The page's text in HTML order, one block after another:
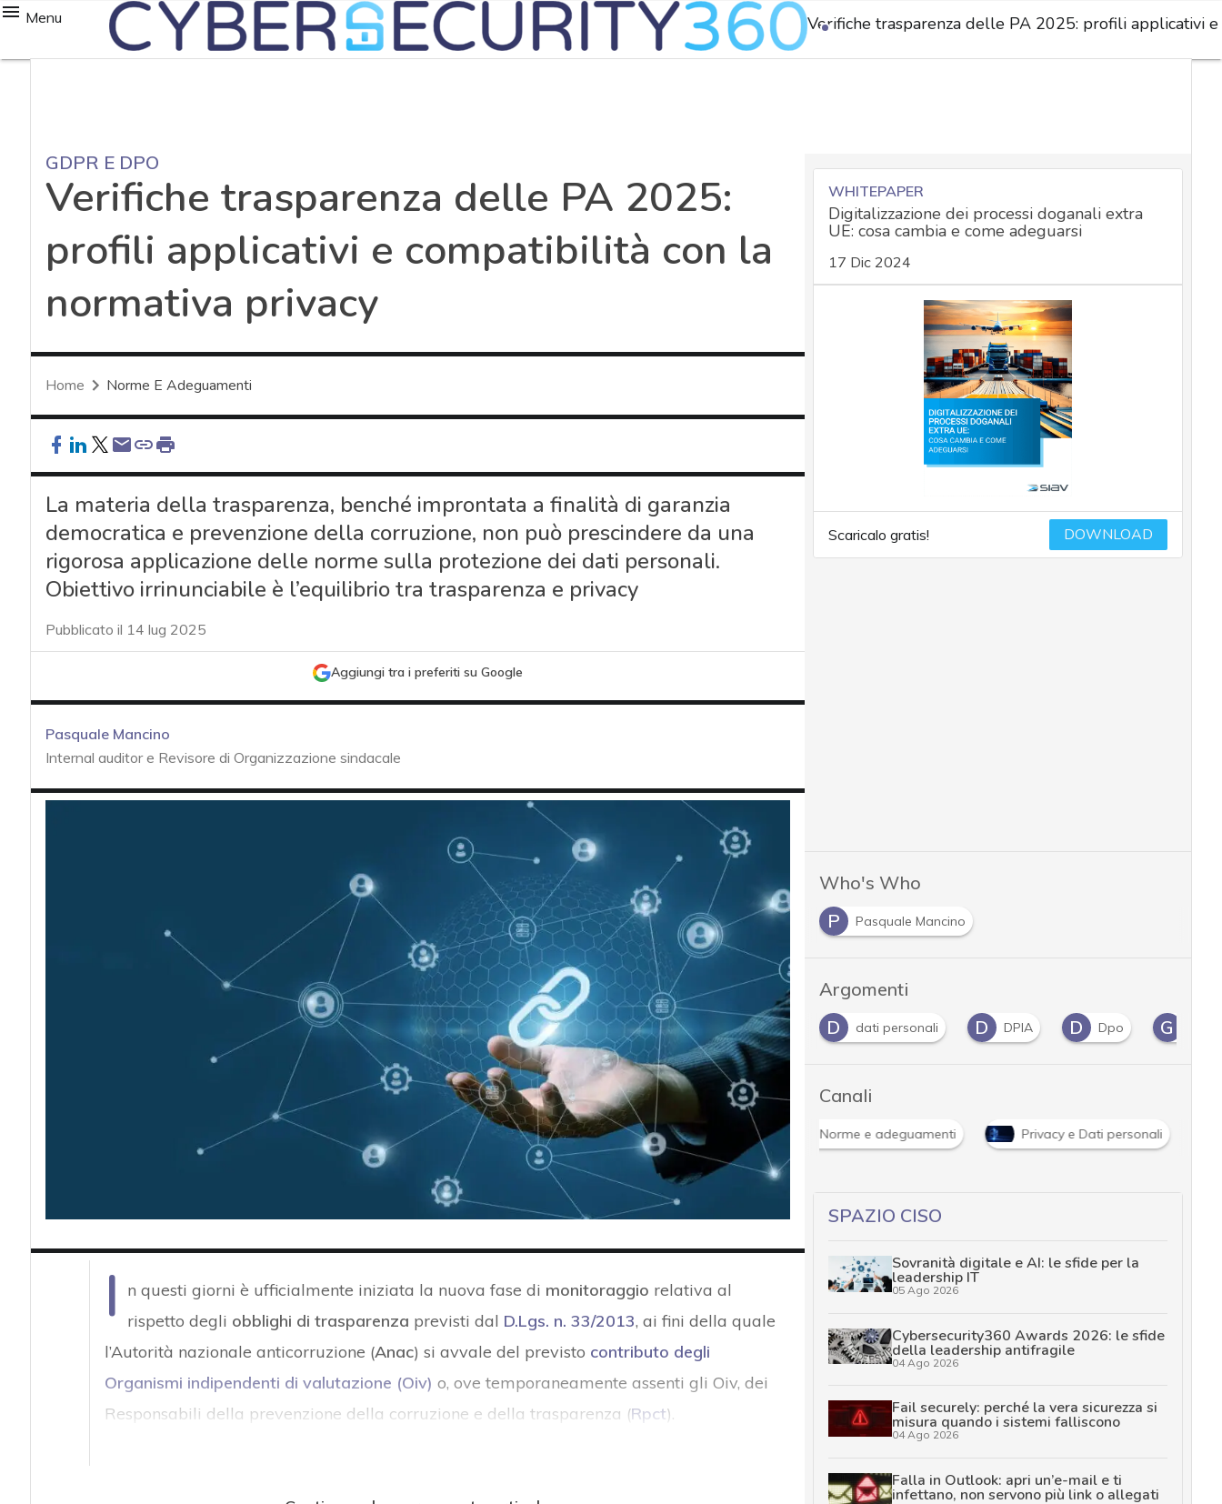
Menu Verifiche trasparenza delle PA 2025: profili applicativi
GDPR E DPO
Verifiche trasparenza delle PA 2025:
profili applicativi e compatibilità con la
normativa privacy
Home Norme E Adeguamenti
La materia della trasparenza, benché improntata a finalità di garanzia
democratica e prevenzione della corruzione, non può prescindere da una
rigorosa applicazione delle norme sulla protezione dei dati personali.
Obiettivo irrinunciabile è l’equilibrio tra trasparenza e privacy
Pubblicato il 14 lug 2025
Aggiungi tra i preferiti su Google
Pasquale Mancino
Internal auditor e Revisore di Organizzazione sindacale
I n questi giorni è ufficialmente iniziata la nuova fase di monitoraggio relativa al
rispetto degli obblighi di trasparenza previsti dal D.Lgs. n. 33/2013, ai fini della quale
l’Autorità nazionale anticorruzione (Anac) si avvale del previsto contributo degli
Organismi indipendenti di valutazione (Oiv) o, ove temporaneamente assenti gli Oiv, dei
Responsabili della prevenzione della corruzione e della trasparenza (Rpct).
WHITEPAPER
Digitalizzazione dei processi doganali extra
UE: cosa cambia e come adeguarsi
17 Dic 2024
Scaricalo gratis! DOWNLOAD
Who's Who
P
Pasquale Mancino
Argomenti
D
Data Protection D dati personali D DPIA D Dpo G
Canali
Norme e adeguamenti Privacy e Dati personali
SPAZIO CISO
Sovranità digitale e AI: le sfide per la
leadership IT
05 Ago 2026
Cybersecurity360 Awards 2026: le sfide
della leadership antifragile
04 Ago 2026
Fail securely: perché la vera sicurezza si
misura quando i sistemi falliscono
04 Ago 2026
Falla in Outlook: apri un’e-mail e ti
infettano, non servono più link o allegati